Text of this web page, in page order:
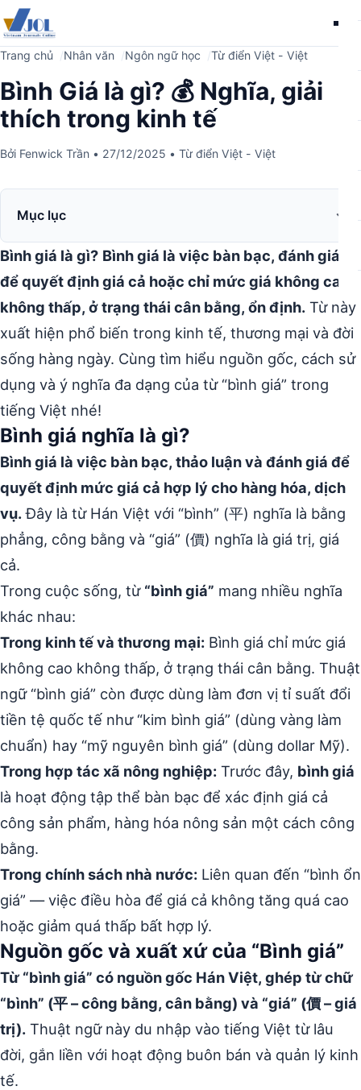
Trang chủ Nhân văn Ngôn ngữ học Từ điển Việt - Việt
Bình Giá là gì? 💰 Nghĩa, giải
thích trong kinh tế
Bởi Fenwick Trần • 27/12/2025 • Từ điển Việt - Việt
Mục lục
Bình giá là gì? Bình giá là việc bàn bạc, đánh giá
để quyết định giá cả hoặc chỉ mức giá không cao
không thấp, ở trạng thái cân bằng, ổn định. Từ này
xuất hiện phổ biến trong kinh tế, thương mại và đời
sống hàng ngày. Cùng tìm hiểu nguồn gốc, cách sử
dụng và ý nghĩa đa dạng của từ “bình giá” trong
tiếng Việt nhé!
Bình giá nghĩa là gì?
Bình giá là việc bàn bạc, thảo luận và đánh giá để
quyết định mức giá cả hợp lý cho hàng hóa, dịch
vụ.Đây là từ Hán Việt với “bình” (平) nghĩa là bằng
phẳng, công bằng và “giá” (價) nghĩa là giá trị, giá
cả.
Trong cuộc sống, từ “bình giá” mang nhiều nghĩa
khác nhau:
Trong kinh tế và thương mại: Bình giá chỉ mức giá
không cao không thấp, ở trạng thái cân bằng. Thuật
ngữ “bình giá” còn được dùng làm đơn vị tỉ suất đổi
tiền tệ quốc tế như “kim bình giá” (dùng vàng làm
chuẩn) hay “mỹ nguyên bình giá” (dùng dollar Mỹ).
Trong hợp tác xã nông nghiệp: Trước đây, bình giá
là hoạt động tập thể bàn bạc để xác định giá cả
công sản phẩm, hàng hóa nông sản một cách công
bằng.
Trong chính sách nhà nước: Liên quan đến “bình ổn
giá” — việc điều hòa để giá cả không tăng quá cao
hoặc giảm quá thấp bất hợp lý.
Nguồn gốc và xuất xứ của “Bình giá”
Từ “bình giá” có nguồn gốc Hán Việt, ghép từ chữ
“bình” (平 – công bằng, cân bằng) và “giá” (價 – giá
trị). Thuật ngữ này du nhập vào tiếng Việt từ lâu
đời, gắn liền với hoạt động buôn bán và quản lý kinh
tế.